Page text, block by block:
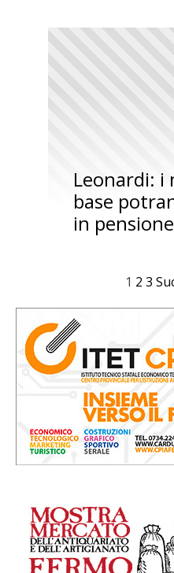
Leonardi: i
base
in
1 2 3